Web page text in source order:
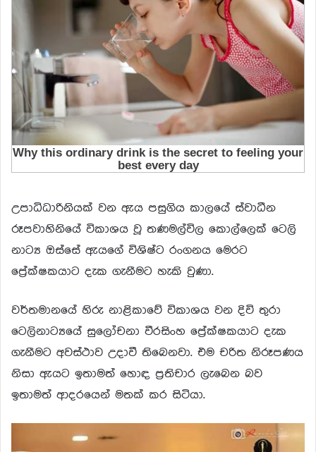
උපාධිධාරිනියක් වන ඇය පසුගිය කාලයේ ස්වාධීන
රූපවාහිනියේ විකාශය වූ තණමල්විල කොල්ලෙක් ටෙලි
නාට්‍ය ඔස්සේ ඇයගේ විශිෂ්ට රංගනය මෙරට
ප්‍රේක්ෂකයාට දැක ගැනීමට හැකි වුණා.
වර්තමානයේ හිරු නාළිකාවේ විකාශය වන දිවි තුරා
ටෙලිනාට්‍යයේ සුලෝචනා වීරසිංහ ප්‍රේක්ෂකයාට දැක
ගැනීමට අවස්ථාව උදාවී තිබෙනවා. එම චරිත නිරූපණය
නිසා ඇයට ඉතාමත් හොඳ ප්‍රතිචාර ලැබෙන බව
ඉතාමත් ආදරයෙන් මතක් කර සිටියා.